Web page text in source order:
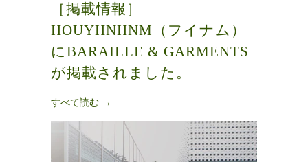
［掲載情報］
HOUYHNHNM（フイナム）
にBARAILLE & GARMENTS
が掲載されました。
すべて読む →